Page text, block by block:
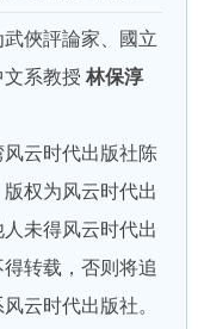
俠評論家、國立
系教授 林保淳
时代出版社陈
权为风云时代出
未得风云时代出
转载，否则将追
云时代出版社。